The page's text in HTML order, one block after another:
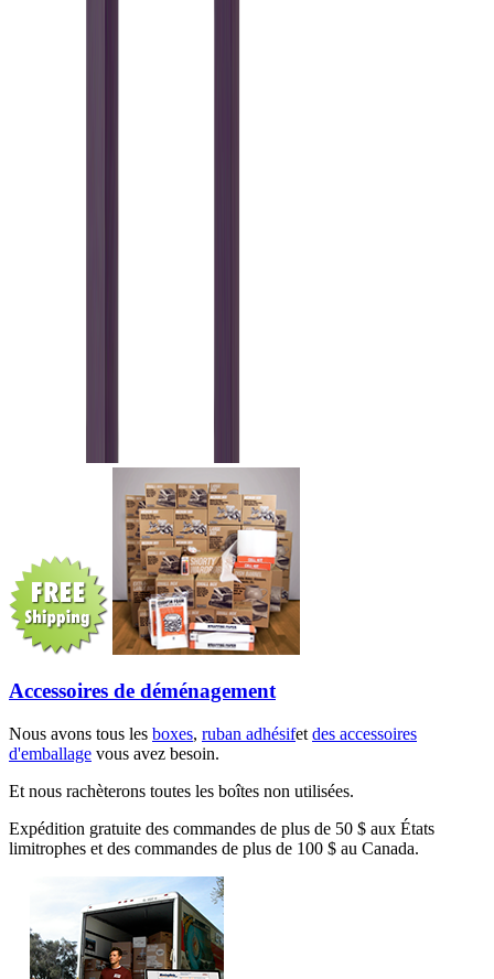
Accessoires de déménagement
Nous avons tous les boxes, ruban adhésifet des accessoires
d'emballage vous avez besoin.
Et nous rachèterons toutes les boîtes non utilisées.
Expédition gratuite des commandes de plus de 50 $ aux États
limitrophes et des commandes de plus de 100 $ au Canada.